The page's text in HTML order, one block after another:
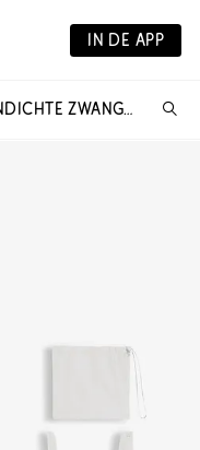
IN DE APP
ULTRALICHTE WIND- EN REGENDICHTE ZWANGERSCHAPS- EN DRAAGJAS